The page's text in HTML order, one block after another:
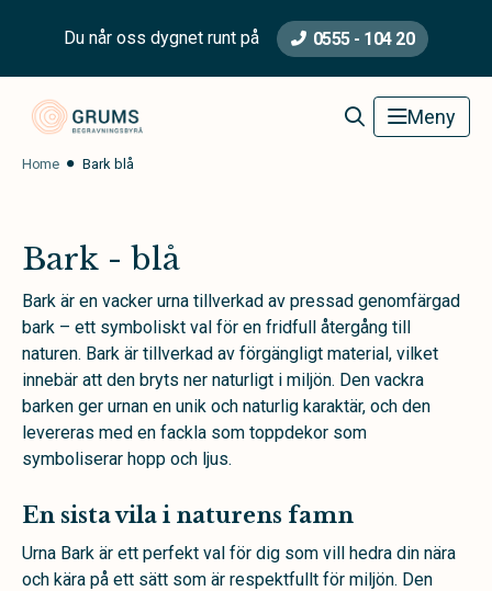
Du når oss dygnet runt på 0555 - 104 20
Meny
Home Bark blå
Bark - blå
Bark är en vacker urna tillverkad av pressad genomfärgad
bark – ett symboliskt val för en fridfull återgång till
naturen. Bark är tillverkad av förgängligt material, vilket
innebär att den bryts ner naturligt i miljön. Den vackra
barken ger urnan en unik och naturlig karaktär, och den
levereras med en fackla som toppdekor som
symboliserar hopp och ljus.
En sista vila i naturens famn
Urna Bark är ett perfekt val för dig som vill hedra din nära
och kära på ett sätt som är respektfullt för miljön. Den